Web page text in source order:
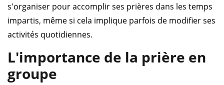
s'organiser pour accomplir ses prières dans les temps
impartis, même si cela implique parfois de modifier ses
activités quotidiennes.
L'importance de la prière en
groupe